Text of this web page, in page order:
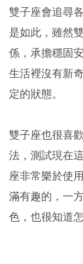
雙子座會追尋
是如此，雖然
係，承擔穩固
生活裡沒有新
定的狀態。
雙子座也很喜
法，測試現在
座非常樂於使
滿有趣的，一
色，也很知道